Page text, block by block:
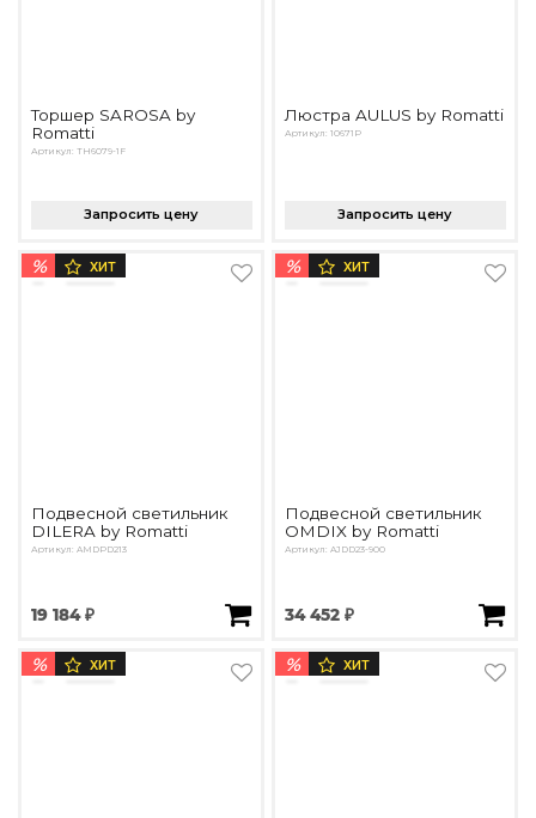
Торшер SAROSA by
Romatti
Артикул: TH6079-1F
Запросить цену
Люстра AULUS by Romatti
Артикул: 10671P
Запросить цену
% ХИТ
Подвесной светильник
DILERA by Romatti
Артикул: AMDPD213
19 184 ₽
% ХИТ
Подвесной светильник
OMDIX by Romatti
Артикул: AJDD23-900
34 452 ₽
% ХИТ % ХИТ